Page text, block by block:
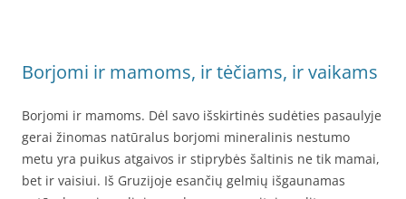
Borjomi ir mamoms, ir tėčiams, ir vaikams
Borjomi ir mamoms. Dėl savo išskirtinės sudėties pasaulyje
gerai žinomas natūralus borjomi mineralinis nestumo
metu yra puikus atgaivos ir stiprybės šaltinis ne tik mamai,
bet ir vaisiui. Iš Gruzijoje esančių gelmių išgaunamas